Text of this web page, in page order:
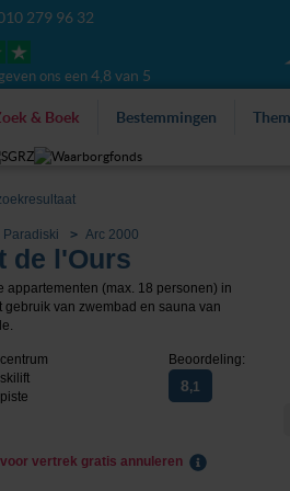
279 96 32
ons een4,8 van 5
& Boek Bestemmingen
Paradiski Arc 2000
de l'Ours
appartementen (max. 18 personen) in
gebruik van zwembad en sauna van
Beoordeling:
8,1
vertrek gratis annuleren